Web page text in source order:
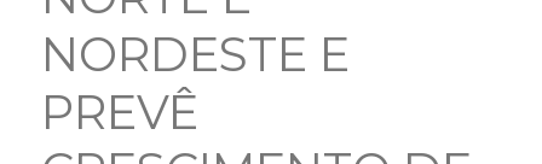
NORDESTE E
PREVÊ